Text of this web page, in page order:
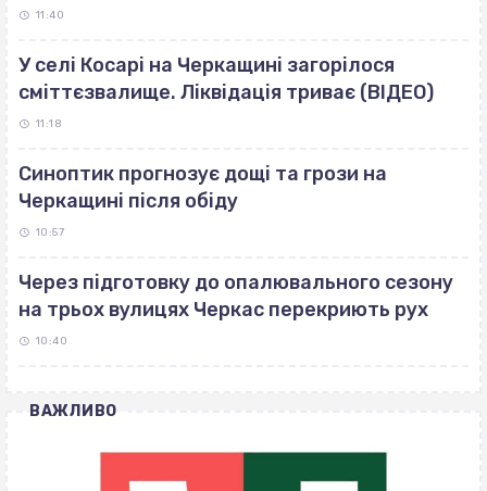
11:40
У селі Косарі на Черкащині загорілося
сміттєзвалище. Ліквідація триває (ВІДЕО)
11:18
Синоптик прогнозує дощі та грози на
Черкащині після обіду
10:57
Через підготовку до опалювального сезону
на трьох вулицях Черкас перекриють рух
10:40
ВАЖЛИВО